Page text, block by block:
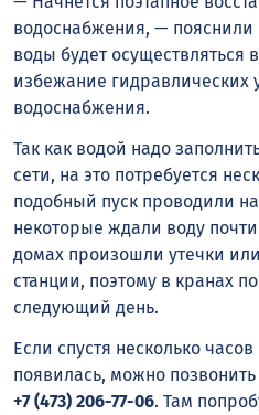
водоснабжения, —
воды будет
избежание гидравлических
водоснабжения.
Так как водой надо
сети, на это потребуется
подобный пуск проводили
некоторые ждали воду
домах произошли утечки
станции, поэтому в кранах
следующий день.
Если спустя несколько
появилась, можно
+7 (473) 206-77-06. Там